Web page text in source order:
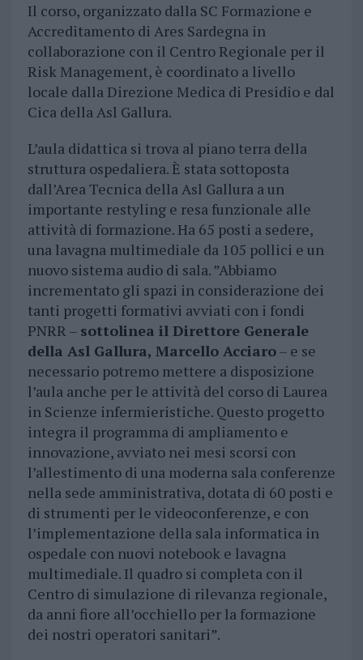
Il corso, organizzato dalla SC Formazione e
Accreditamento di Ares Sardegna in
collaborazione con il Centro Regionale per il
Risk Management, è coordinato a livello
locale dalla Direzione Medica di Presidio e dal
Cica della Asl Gallura.
L’aula didattica si trova al piano terra della
struttura ospedaliera. È stata sottoposta
dall’Area Tecnica della Asl Gallura a un
importante restyling e resa funzionale alle
attività di formazione. Ha 65 posti a sedere,
una lavagna multimediale da 105 pollici e un
nuovo sistema audio di sala. ”Abbiamo
incrementato gli spazi in considerazione dei
tanti progetti formativi avviati con i fondi
PNRR – sottolinea il Direttore Generale
della Asl Gallura, Marcello Acciaro– e se
necessario potremo mettere a disposizione
l’aula anche per le attività del corso di Laurea
in Scienze infermieristiche. Questo progetto
integra il programma di ampliamento e
innovazione, avviato nei mesi scorsi con
l’allestimento di una moderna sala conferenze
nella sede amministrativa, dotata di 60 posti e
di strumenti per le videoconferenze, e con
l’implementazione della sala informatica in
ospedale con nuovi notebook e lavagna
multimediale. Il quadro si completa con il
Centro di simulazione di rilevanza regionale,
da anni fiore all’occhiello per la formazione
dei nostri operatori sanitari”.